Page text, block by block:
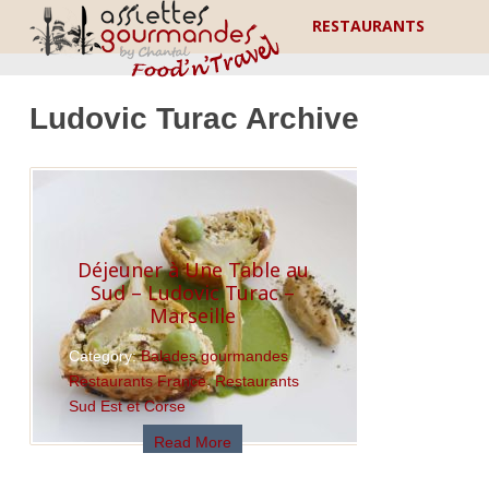
RESTAURANTS
Ludovic Turac Archive
Déjeuner à Une Table au
Sud – Ludovic Turac –
Marseille
Category:Balades gourmandes,
Restaurants France,Restaurants
Sud Est et Corse
Read More